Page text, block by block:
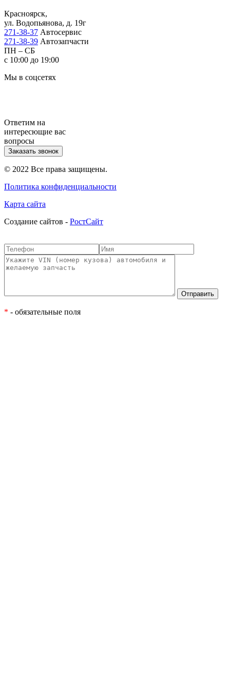
Красноярск,
ул. Водопьянова, д. 19г
271-38-37 Автосервис
271-38-39 Автозапчасти
ПН – СБ
с 10:00 до 19:00
Мы в соцсетях
Ответим на
интересющие вас
вопросы
Заказать звонок
© 2022 Все права защищены.
Политика конфиденциальности
Карта сайта
Cоздание сайтов - РостСайт
* - обязательные поля